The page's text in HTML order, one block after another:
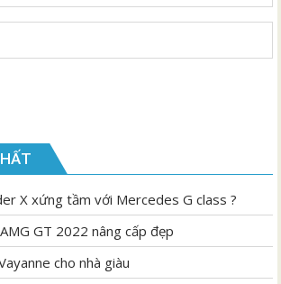
X xứng tầm với Mercedes G class ?
GT 2022 nâng cấp đẹp
cho nhà giàu